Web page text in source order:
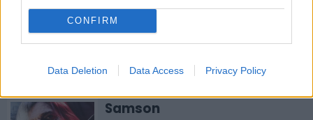
CONFIRM
Data Deletion Data Access Privacy Policy
alkotása az 1930-as évek
klasszikus rajzfilmjeinek
műfaj adrenalindús jeleneteivel.
Samson